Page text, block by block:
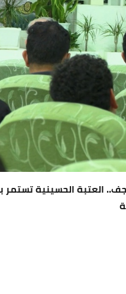
العتبة الحسينية تستمر